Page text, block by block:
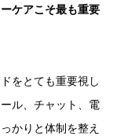
ケアこそ最も重要
をとても重要視し
ル、チャット、電
かりと体制を整え